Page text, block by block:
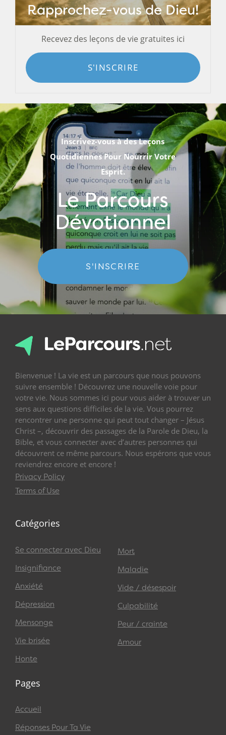
Rapprochez-vous de Dieu!
Recevez des leçons de vie gratuites ici
S'INSCRIRE
Inscrivez-vous à des Leçons
Quotidiennes Pour Nourrir Votre
Esprit.
Le Parcours
Dévotionnel
S'INSCRIRE
Bienvenue ! La vie est un parcours que nous pouvons
suivre ensemble ! Découvrez une nouvelle voie pour
votre vie. Nous sommes ici pour vous aider à trouver un
sens aux questions difficiles de la vie. Vous pourrez
rencontrer une personne qui peut tout changer – Jésus
Christ –, découvrir des passages de la Parole de Dieu, la
Bible, et vous connecter avec d’autres personnes qui
découvrent ce même parcours. Nous espérons que vous
reviendrez encore et encore !
Privacy Policy
Terms of Use
Catégories
Se connecter avec Dieu
Insignifiance
Anxiété
Dépression
Mensonge
Vie brisée
Honte
Mort
Maladie
Vide / désespoir
Culpabilité
Peur / crainte
Amour
Pages
Accueil
Réponses Pour Ta Vie